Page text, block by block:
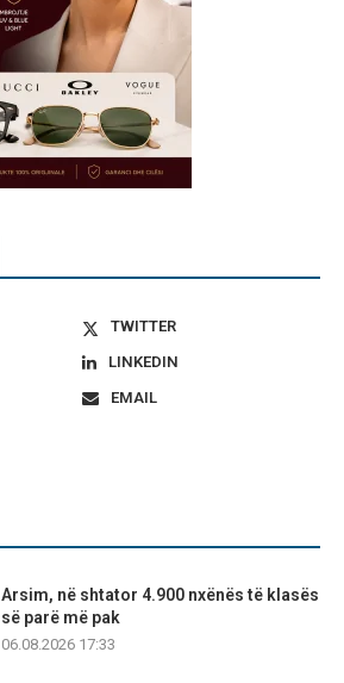
TWITTER
LINKEDIN
EMAIL
Arsim, në shtator 4.900 nxënës të klasës
së parë më pak
06.08.2026 17:33